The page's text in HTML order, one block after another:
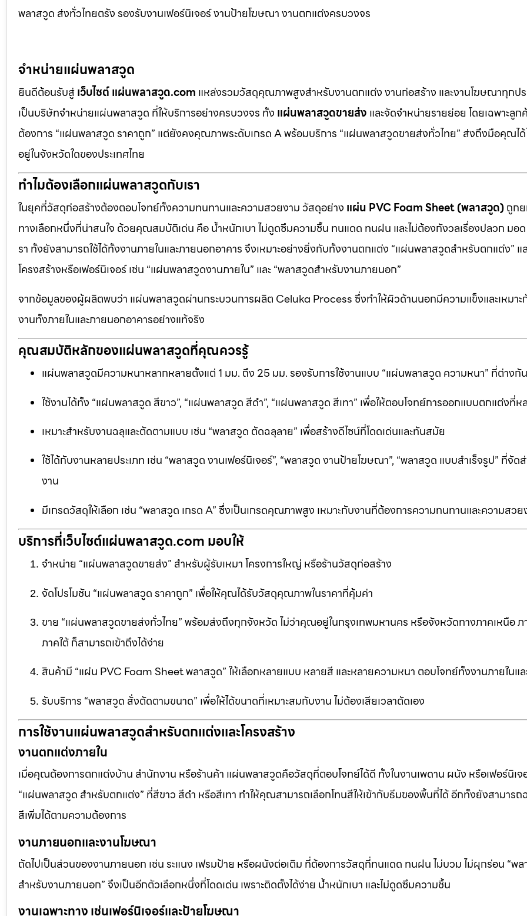
พลาสวูด ส่งทั่วไทยตรัง รองรับงานเฟอร์นิเจอร์ งานป้ายโฆษณา งานตกแต่งครบวงจร
จำหน่ายแผ่นพลาสวูด
ยินดีต้อนรับสู่เว็บไซต์ แผ่นพลาสวูด.com แหล่งรวมวัสดุคุณภาพสูงสำหรับงานตกแต่ง งานก่อสร้าง และงานโฆษณาทุกปร
เป็นบริษัทจำหน่ายแผ่นพลาสวูด ที่ให้บริการอย่างครบวงจร ทั้ง แผ่นพลาสวูดขายส่ง และจัดจำหน่ายรายย่อย โดยเฉพาะลูก
ต้องการ “แผ่นพลาสวูด ราคาถูก” แต่ยังคงคุณภาพระดับเกรด A พร้อมบริการ “แผ่นพลาสวูดขายส่งทั่วไทย” ส่งถึงมือคุณไ
อยู่ในจังหวัดใดของประเทศไทย
ทำไมต้องเลือกแผ่นพลาสวูดกับเรา
ในยุคที่วัสดุก่อสร้างต้องตอบโจทย์ทั้งความทนทานและความสวยงาม วัสดุอย่าง แผ่น PVC Foam Sheet (พลาสวูด)ถูก
ทางเลือกหนึ่งที่น่าสนใจ ด้วยคุณสมบัติเด่น คือ น้ำหนักเบา ไม่ดูดซึมความชื้น ทนแดด ทนฝน และไม่ต้องกังวลเรื่องปลวก มอด
รา ทั้งยังสามารถใช้ได้ทั้งงานภายในและภายนอกอาคาร จึงเหมาะอย่างยิ่งกับทั้งงานตกแต่ง “แผ่นพลาสวูดสำหรับตกแต่ง” แ
โครงสร้างหรือเฟอร์นิเจอร์ เช่น “แผ่นพลาสวูดงานภายใน” และ “พลาสวูดสำหรับงานภายนอก”
จากข้อมูลของผู้ผลิตพบว่า แผ่นพลาสวูดผ่านกระบวนการผลิต Celuka Process ซึ่งทำให้ผิวด้านนอกมีความแข็งและเหมาะ
งานทั้งภายในและภายนอกอาคารอย่างแท้จริง
คุณสมบัติหลักของแผ่นพลาสวูดที่คุณควรรู้
แผ่นพลาสวูดมีความหนาหลากหลายตั้งแต่ 1 มม. ถึง 25 มม. รองรับการใช้งานแบบ “แผ่นพลาสวูด ความหนา” ที่ต่างกั
ใช้งานได้ทั้ง “แผ่นพลาสวูด สีขาว”, “แผ่นพลาสวูด สีดำ”, “แผ่นพลาสวูด สีเทา” เพื่อให้ตอบโจทย์การออกแบบตกแต่งที่
เหมาะสำหรับงานฉลุและตัดตามแบบ เช่น “พลาสวูด ตัดฉลุลาย” เพื่อสร้างดีไซน์ที่โดดเด่นและทันสมัย
ใช้ได้กับงานหลายประเภท เช่น “พลาสวูด งานเฟอร์นิเจอร์”, “พลาสวูด งานป้ายโฆษณา”, “พลาสวูด แบบสำเร็จรูป” ที่จัด
งาน
มีเกรดวัสดุให้เลือก เช่น “พลาสวูด เกรด A” ซึ่งเป็นเกรดคุณภาพสูง เหมาะกับงานที่ต้องการความทนทานและความสวย
บริการที่เว็บไซต์แผ่นพลาสวูด.com มอบให้
จำหน่าย “แผ่นพลาสวูดขายส่ง” สำหรับผู้รับเหมา โครงการใหญ่ หรือร้านวัสดุก่อสร้าง
จัดโปรโมชัน “แผ่นพลาสวูด ราคาถูก” เพื่อให้คุณได้รับวัสดุคุณภาพในราคาที่คุ้มค่า
ขาย “แผ่นพลาสวูดขายส่งทั่วไทย” พร้อมส่งถึงทุกจังหวัด ไม่ว่าคุณอยู่ในกรุงเทพมหานคร หรือจังหวัดทางภาคเหนือ
ภาคใต้ ก็สามารถเข้าถึงได้ง่าย
สินค้ามี “แผ่น PVC Foam Sheet พลาสวูด” ให้เลือกหลายแบบ หลายสี และหลายความหนา ตอบโจทย์ทั้งงานภายในแ
รับบริการ “พลาสวูด สั่งตัดตามขนาด” เพื่อให้ได้ขนาดที่เหมาะสมกับงาน ไม่ต้องเสียเวลาตัดเอง
การใช้งานแผ่นพลาสวูดสำหรับตกแต่งและโครงสร้าง
งานตกแต่งภายใน
เมื่อคุณต้องการตกแต่งบ้าน สำนักงาน หรือร้านค้า แผ่นพลาสวูดคือวัสดุที่ตอบโจทย์ได้ดี ทั้งในงานเพดาน ผนัง หรือเฟอร์นิเจ
“แผ่นพลาสวูด สำหรับตกแต่ง” ที่สีขาว สีดำ หรือสีเทา ทำให้คุณสามารถเลือกโทนสีให้เข้ากับธีมของพื้นที่ได้ อีกทั้งยังสามาร
สีเพิ่มได้ตามความต้องการ
งานภายนอกและงานโฆษณา
ถัดไปเป็นส่วนของงานภายนอก เช่น ระแนง เฟรมป้าย หรือผนังต่อเติม ที่ต้องการวัสดุที่ทนแดด ทนฝน ไม่บวม ไม่ผุกร่อน “พ
สำหรับงานภายนอก” จึงเป็นอีกตัวเลือกหนึ่งที่โดดเด่น เพราะติดตั้งได้ง่าย น้ำหนักเบา และไม่ดูดซึมความชื้น
งานเฉพาะทาง เช่นเฟอร์นิเจอร์และป้ายโฆษณา